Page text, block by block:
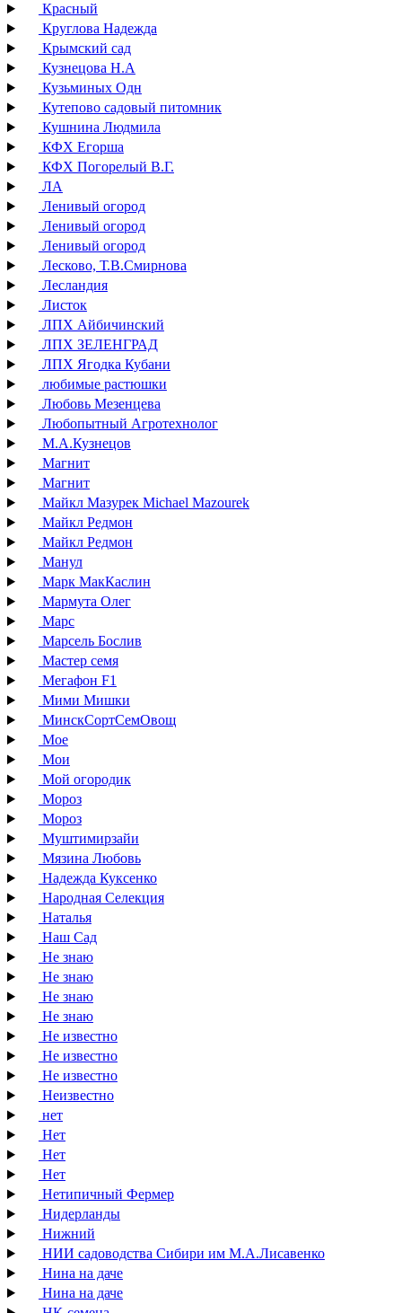
Красный
Круглова Надежда
Крымский сад
Кузнецова Н.А
Кузьминых Одн
Кутепово садовый питомник
Кушнина Людмила
КФХ Егорша
КФХ Погорелый В.Г.
ЛА
Ленивый огород
Ленивый огород
Ленивый огород
Лесково, Т.В.Смирнова
Лесландия
Листок
ЛПХ Айбичинский
ЛПХ ЗЕЛЕНГРАД
ЛПХ Ягодка Кубани
любимые растюшки
Любовь Мезенцева
Любопытный Агротехнолог
М.А.Кузнецов
Магнит
Магнит
Майкл Мазурек Michael Mazourek
Майкл Редмон
Майкл Редмон
Манул
Марк МакКаслин
Мармута Олег
Марс
Марсель Бослив
Мастер семя
Мегафон F1
Мими Мишки
МинскСортСемОвощ
Мое
Мои
Мой огородик
Мороз
Мороз
Муштимирзайи
Мязина Любовь
Надежда Куксенко
Народная Селекция
Наталья
Наш Сад
Не знаю
Не знаю
Не знаю
Не знаю
Не известно
Не известно
Не известно
Неизвестно
нет
Нет
Нет
Нет
Нетипичный Фермер
Нидерланды
Нижний
НИИ садоводства Сибири им М.А.Лисавенко
Нина на даче
Нина на даче